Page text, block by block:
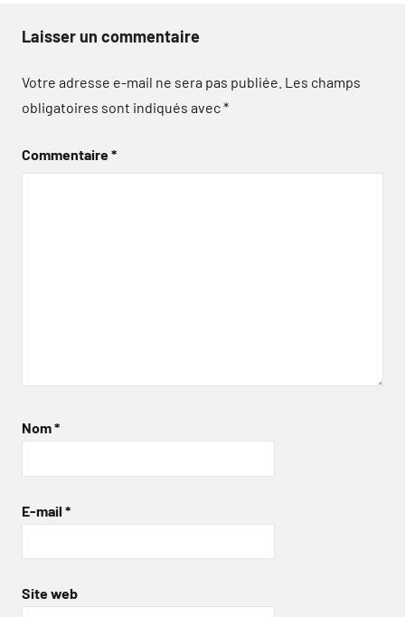
Laisser un commentaire
Votre adresse e-mail ne sera pas publiée. Les champs
obligatoires sont indiqués avec*
Commentaire*
Nom*
E-mail *
Site web